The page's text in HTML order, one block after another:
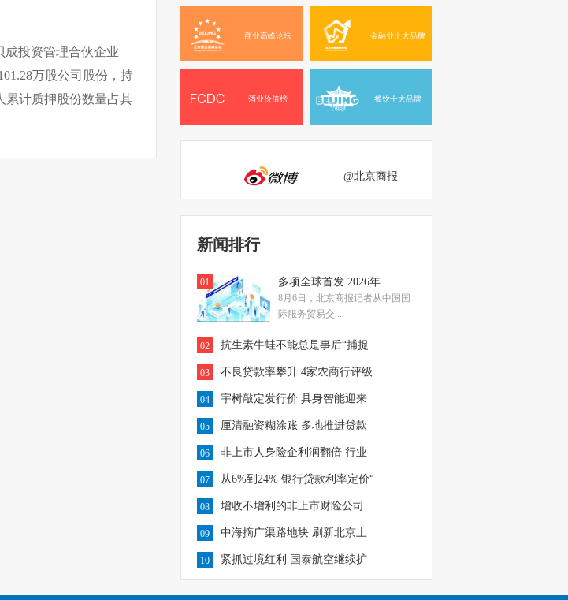
成投资管理合伙企业
万股公司股份，持
累计质押股份数量占其
商业高峰论坛 金融业十大品牌
酒业价值榜 餐饮十大品牌
@北京商报
新闻排行
01 多项全球首发 2026年
8月6日，北京商报记者从中国国
际服务贸易交...
02 抗生素牛蛙不能总是事后“捕捉
03 不良贷款率攀升 4家农商行评级
04 宇树敲定发行价 具身智能迎来
05 厘清融资糊涂账 多地推进贷款
06 非上市人身险企利润翻倍 行业
07 从6%到24% 银行贷款利率定价“
08 增收不增利的非上市财险公司
09 中海摘广渠路地块 刷新北京土
10 紧抓过境红利 国泰航空继续扩